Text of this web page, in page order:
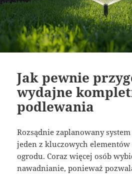
Jak pewnie
wydajne
podlewania
Rozsądnie zaplanowany
jeden z kluczowych elementów
ogrodu. Coraz więcej osób
nawadnianie, ponieważ